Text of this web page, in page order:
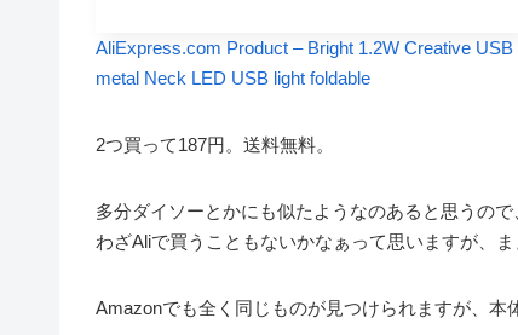
AliExpress.com Product – Bright 1.2W Creative
metal Neck LED USB light foldable
2つ買って187円。送料無料。
多分ダイソーとかにも似たようなのあると思うの
わざAliで買うこともないかなぁって思いますが、
Amazonでも全く同じものが見つけられますが、本